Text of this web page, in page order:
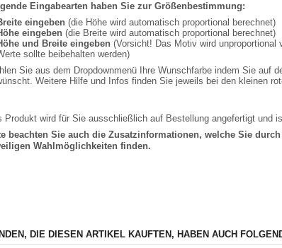
Eingabearten haben Sie zur Größenbestimmung:
eingeben (die Höhe wird automatisch proportional berechnet)
eingeben (die Breite wird automatisch proportional berechnet)
und Breite eingeben (Vorsicht! Das Motiv wird unproportional
sollte beibehalten werden)
Sie aus dem Dropdownmenü Ihre Wunschfarbe indem Sie auf
Weitere Hilfe und Infos finden Sie jeweils bei den kleinen
Produkt wird für Sie ausschließlich auf Bestellung angefertigt und
beachten Sie auch die Zusatzinformationen, welche Sie
Wahlmöglichkeiten finden.
DIE DIESEN ARTIKEL KAUFTEN, HABEN AUCH